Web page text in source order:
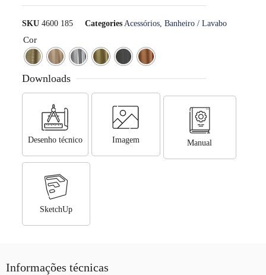
SKU 4600 185 Categories Acessórios, Banheiro / Lavabo
Cor
Downloads
Desenho técnico Imagem Manual
SketchUp
Informações técnicas